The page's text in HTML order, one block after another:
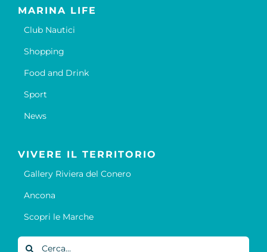
MARINA LIFE
Club Nautici
Shopping
Food and Drink
Sport
News
VIVERE IL TERRITORIO
Gallery Riviera del Conero
Ancona
Scopri le Marche
Cerca